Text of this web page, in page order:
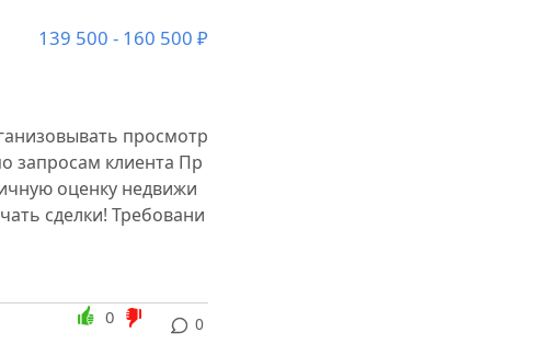
139 500 - 160 500 ₽
просмотр
запросам клиента Пр
оценку недвижи
сделки! Требовани
0
0